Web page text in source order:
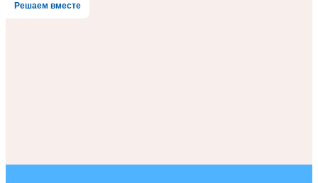
Решаем вместе